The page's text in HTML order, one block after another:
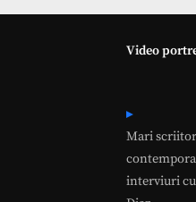
Video
Mari
interviuri